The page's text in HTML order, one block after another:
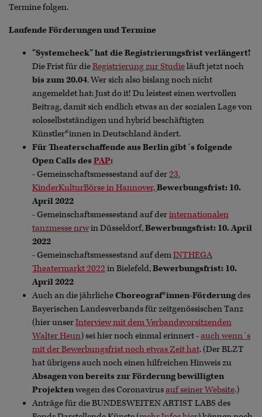
Termine folgen.
Laufende Förderungen und Termine
"Systemcheck" hat die Registrierungsfrist verlängert!
Die Frist für dieRegistrierung zur Studieläuft jetzt noch
bis zum 20.04. Wer sich also bislang noch nicht
angemeldet hat: Just do it! Du leistest einen wertvollen
Beitrag, damit sich endlich etwas an der sozialen Lage von
soloselbstständigen und hybrid beschäftigten
Künstler*innen in Deutschland ändert.
Für Theaterschaffende aus Berlin gibt´s folgende
Open Calls desPAP:
- Gemeinschaftsmessestand auf der23.
KinderKulturBörse in Hannover,Bewerbungsfrist: 10.
April 2022
-Gemeinschaftsmessestand auf derinternationalen
tanzmesse nrwin Düsseldorf,Bewerbungsfrist: 10. April
2022
- Gemeinschaftsmessestand auf demINTHEGA
Theatermarkt 2022 in Bielefeld,Bewerbungsfrist: 10.
April 2022
Auch an die jährlicheChoreograf*innen-Förderungdes
Bayerischen Landesverbands für zeitgenössischen Tanz
(hier unserInterview mit dem Verbandsvorsitzenden
Walter Heun) sei hier noch einmal erinnert -auch wenn´s
mit der Bewerbungsfrist noch etwas Zeit hat. (Der BLZT
hat übrigens auch noch einen hilfreichen Hinweis zu
Absagen von bereits zur Förderung bewilligten
Projektenwegen des Coronavirusauf seiner Website.)
Anträge für die BUNDESWEITEN ARTIST LABS des